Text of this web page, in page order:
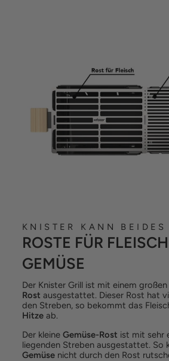
KNISTER KANN BEIDES
ROSTE FÜR
GEMÜSE
Der Knister Grill ist mit einem großen
Rost ausgestattet. Dieser Rost hat
den Streben, so bekommt das
Hitze ab.
Der kleine Gemüse-Rost ist mit sehr
liegenden Streben ausgestattet. So
Gemüse nicht durch den Rost